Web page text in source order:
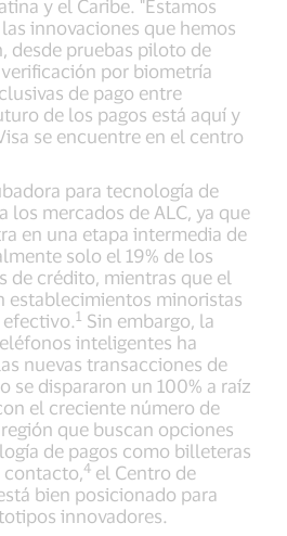
y el Caribe. "Estamos
innovaciones que hemos
desde pruebas piloto de
por biometría
de pago entre
de los pagos está aquí y
se encuentre en el centro
para tecnología de
los mercados de ALC, ya que
en una etapa intermedia de
solo el 19% de los
de crédito, mientras que el
establecimientos minoristas
1 Sin embargo, la
inteligentes ha
nuevas transacciones de
se dispararon un 100% a raíz
el creciente número de
que buscan opciones
de pagos como billeteras
contacto,4 el Centro de
bien posicionado para
innovadores.